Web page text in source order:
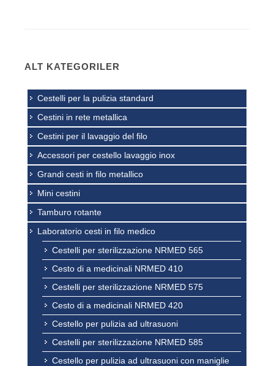
ALT KATEGORILER
Cestelli per la pulizia standard
Cestini in rete metallica
Cestini per il lavaggio del filo
Accessori per cestello lavaggio inox
Grandi cesti in filo metallico
Mini cestini
Tamburo rotante
Laboratorio cesti in filo medico
Cestelli per sterilizzazione NRMED 565
Cesto di a medicinali NRMED 410
Cestelli per sterilizzazione NRMED 575
Cesto di a medicinali NRMED 420
Cestello per pulizia ad ultrasuoni
Cestelli per sterilizzazione NRMED 585
Cestello per pulizia ad ultrasuoni con maniglie